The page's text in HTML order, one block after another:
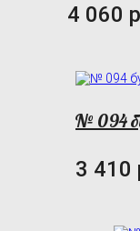
4 060
№ 094
3 410